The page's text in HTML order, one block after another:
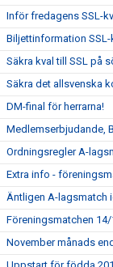
Inför fredagens SSL-
Biljettinformation SSL-
Säkra kval till SSL på
Säkra det allsvenska
DM-final för herrarna!
Medlemserbjudande,
Ordningsregler A-
Extra info -
Äntligen A-lagsmatch
Föreningsmatchen
November månads